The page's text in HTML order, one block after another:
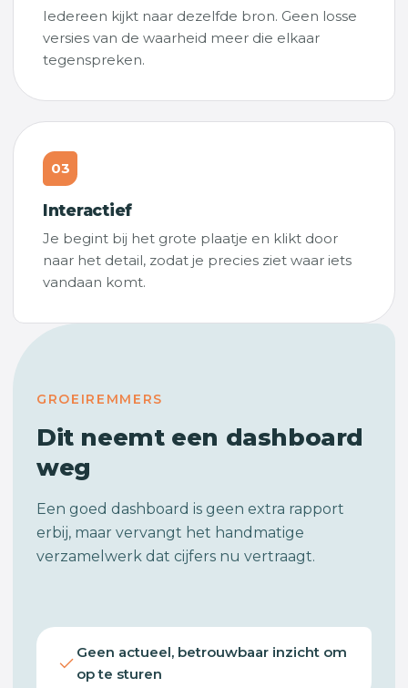
Iedereen kijkt naar dezelfde bron. Geen losse
versies van de waarheid meer die elkaar
tegenspreken.
03
Interactief
Je begint bij het grote plaatje en klikt door
naar het detail, zodat je precies ziet waar iets
vandaan komt.
GROEIREMMERS
Dit neemt een dashboard
weg
Een goed dashboard is geen extra rapport
erbij, maar vervangt het handmatige
verzamelwerk dat cijfers nu vertraagt.
Geen actueel, betrouwbaar inzicht om
op te sturen